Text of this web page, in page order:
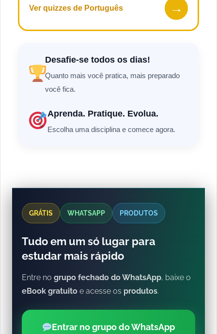
Ver quizzes de Português →
Desafie-se todos os dias!
Quanto mais você pratica, mais preparado
você fica.
Aprenda. Pratique. Evolua.
Escolha uma disciplina e comece agora.
GRÁTIS WHATSAPP PRODUTOS
Tudo em um só lugar para
estudar mais rápido
Entre no grupo fechado do WhatsApp, baixe o
eBook gratuito e acesse os produtos.
Entrar no grupo do WhatsApp